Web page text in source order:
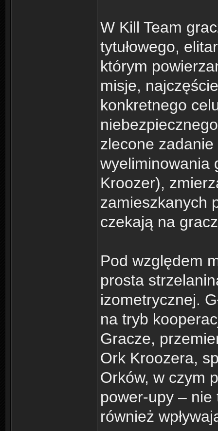
W Kill Team
tytułowego,
którym
misje,
konkretnego
zlecone
wyeliminowania
Kroozer),
zamieszkanych
czekają na
Pod względem
prosta
izometrycznej.
na tryb
Gracze,
Ork Kroozera,
Orków, w czym
power-upy – nie
również